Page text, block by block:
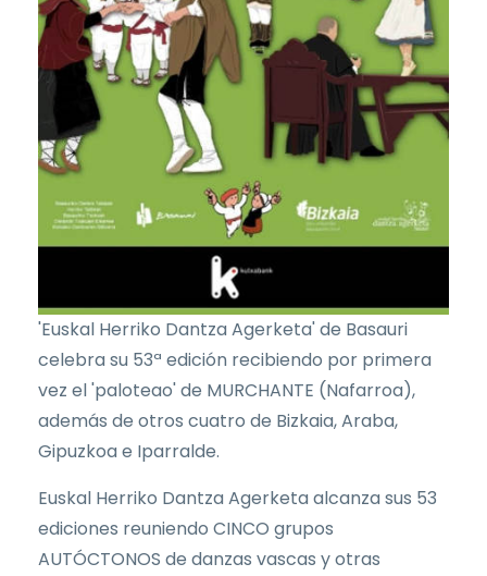
'Euskal Herriko Dantza Agerketa' de Basauri
celebra su 53ª edición recibiendo por primera
vez el 'paloteao' de MURCHANTE (Nafarroa),
además de otros cuatro de Bizkaia, Araba,
Gipuzkoa e Iparralde.
Euskal Herriko Dantza Agerketa alcanza sus 53
ediciones reuniendo CINCO grupos
AUTÓCTONOS de danzas vascas y otras